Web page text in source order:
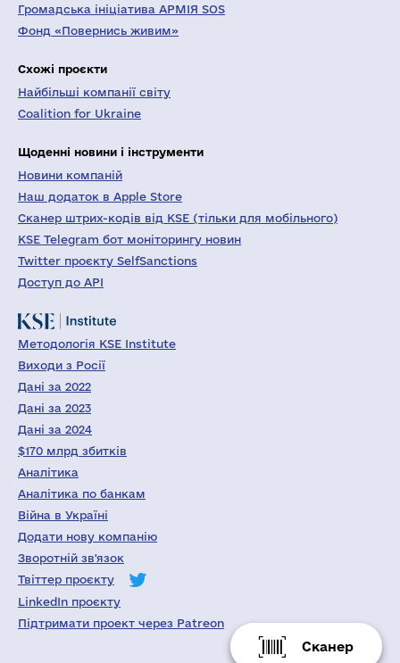
Сканер
Громадська ініціатива АРМІЯ SOS
Фонд «Повернись живим»
Схожі проєкти
Найбільші компанії світу
Coalition for Ukraine
Щоденні новини і інструменти
Новини компаній
Наш додаток в Apple Store
Сканер штрих-кодів від KSE (тільки для мобільного)
KSE Telegram бот моніторингу новин
Twitter проєкту SelfSanctions
Доступ до API
Методологія KSE Institute
Виходи з Росії
Дані за 2022
Дані за 2023
Дані за 2024
$170 млрд збитків
Аналітика
Аналітика по банкам
Війна в Україні
Додати нову компанію
Зворотній зв'язок
Твіттер проєкту
LinkedIn проєкту
Підтримати проект через Patreon